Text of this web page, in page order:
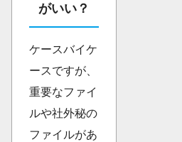
がいい？
ケースバイケ
ースですが、
重要なファイ
ルや社外秘の
ファイルがあ